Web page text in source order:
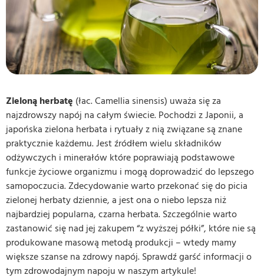
Zieloną herbatę (łac. Camellia sinensis) uważa się za
najzdrowszy napój na całym świecie. Pochodzi z Japonii, a
japońska zielona herbata i rytuały z nią związane są znane
praktycznie każdemu. Jest źródłem wielu składników
odżywczych i minerałów które poprawiają podstawowe
funkcje życiowe organizmu i mogą doprowadzić do lepszego
samopoczucia. Zdecydowanie warto przekonać się do picia
zielonej herbaty dziennie, a jest ona o niebo lepsza niż
najbardziej popularna, czarna herbata. Szczególnie warto
zastanowić się nad jej zakupem “z wyższej półki”, które nie są
produkowane masową metodą produkcji – wtedy mamy
większe szanse na zdrowy napój. Sprawdź garść informacji o
tym zdrowodajnym napoju w naszym artykule!